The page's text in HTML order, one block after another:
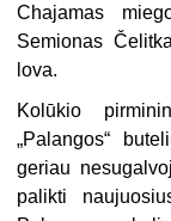
Chajamas
Semionas
lova.
Kolūkio
„Palangos“
geriau
palikti